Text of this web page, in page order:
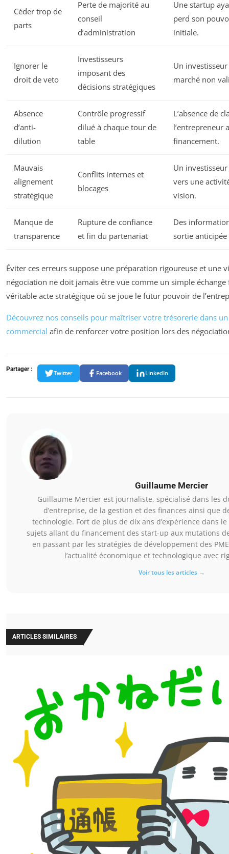
Céder trop de
parts
Perte de majorité au
conseil
d’administration
Une startup
perd son
initiale.
Ignorer le
droit de veto
Investisseurs
imposant des
décisions stratégiques
Un
marché non
Absence
d’anti-
dilution
Contrôle progressif
dilué à chaque tour de
table
L’absence de
l’entrepreneur
financement.
Mauvais
alignement
stratégique
Conflits internes et
blocages
Un
vers une
vision.
Manque de
transparence
Rupture de confiance
et fin du partenariat
Des
sortie anticipée
Éviter ces erreurs suppose une préparation rigoureuse et une
négociation ne doit jamais être vue comme un simple
véritable acte stratégique où se joue le futur pouvoir de
Découvrez nos conseils pour maîtriser votre trésorerie dans
commercial afin de renforcer votre position lors des
Partager :
Twitter Facebook LinkedIn
Guillaume Mercier
Guillaume Mercier est journaliste, spécialisé dans les
d’entreprise, de la gestion et des finances ainsi que
technologie. Fort de plus de dix ans d’expérience dans
sujets allant du financement des start-up aux mutations
en passant par les stratégies de développement des
l’actualité économique et technologique avec
Voir tous les articles →
ARTICLES SIMILAIRES